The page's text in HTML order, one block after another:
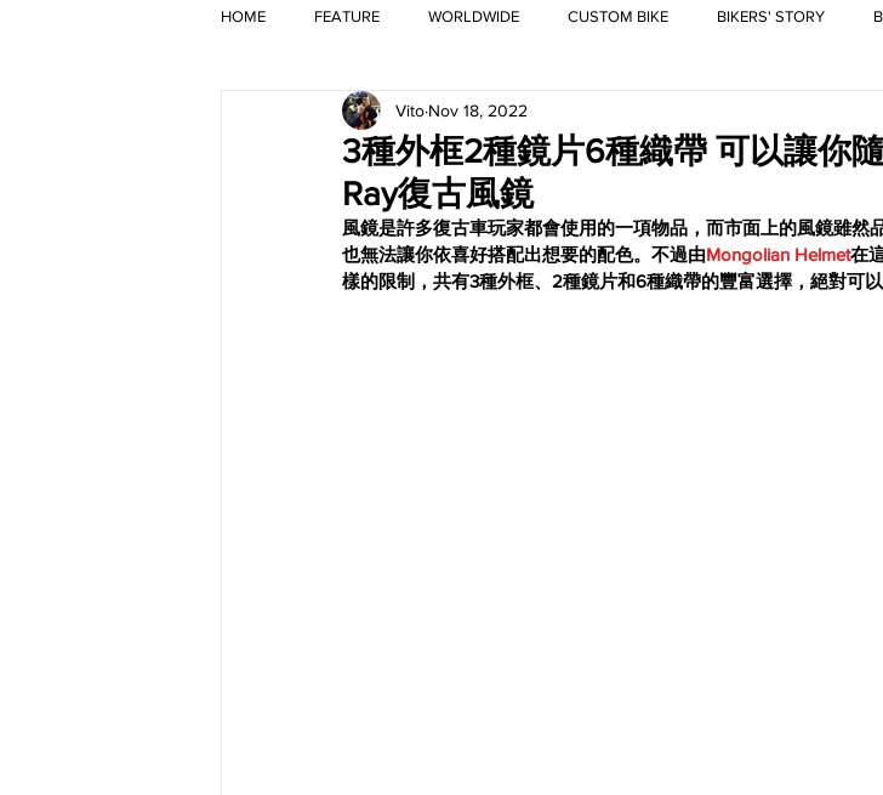
HOME FEATURE WORLDWIDE CUSTOM BIKE BIKERS' STORY
OLD TIMER
3種外框2種鏡片6種織帶 可以讓你
Ray復古風鏡
Vito Nov 18, 2022
風鏡是許多復古車玩家都會使用的一項物品，而市面上的風鏡雖然
也無法讓你依喜好搭配出想要的配色。不過由Mongolian Helmet在
樣的限制，共有3種外框、2種鏡片和6種織帶的豐富選擇，絕對可